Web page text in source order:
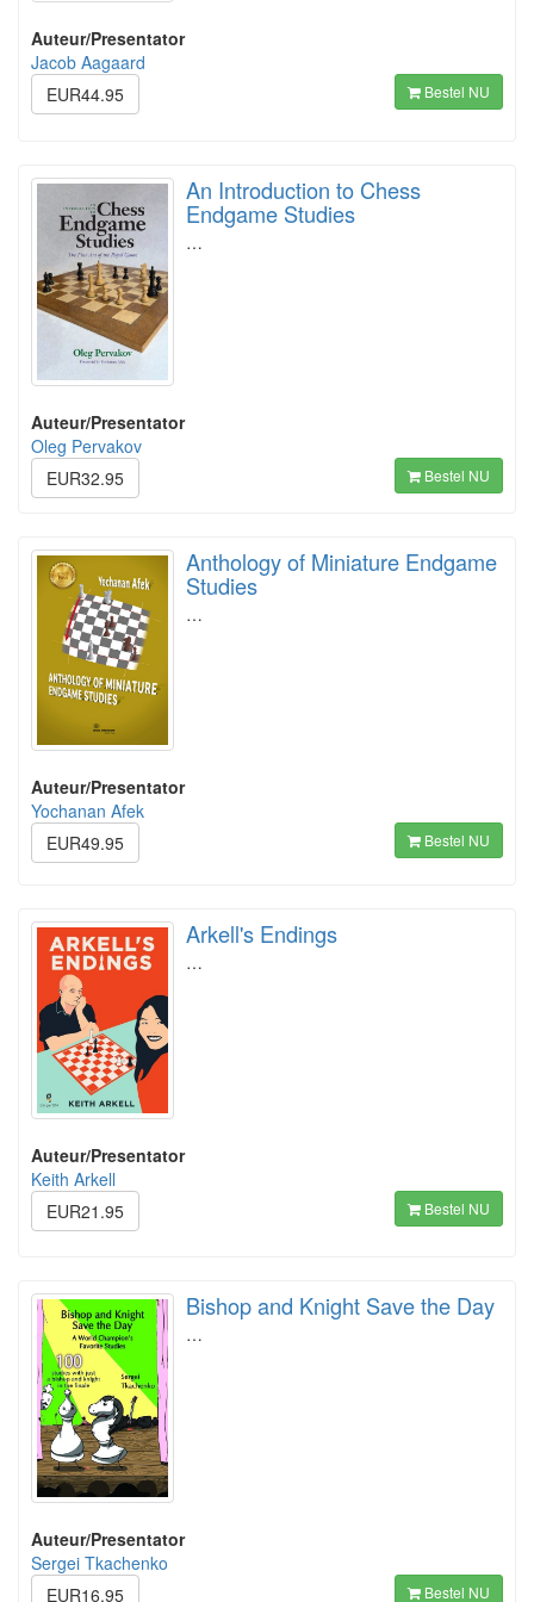
Auteur/Presentator
Jacob Aagaard
EUR44.95
Bestel NU
An Introduction to Chess
Endgame Studies
…
Auteur/Presentator
Oleg Pervakov
EUR32.95
Bestel NU
Anthology of Miniature Endgame
Studies
…
Auteur/Presentator
Yochanan Afek
EUR49.95
Bestel NU
Arkell's Endings
…
Auteur/Presentator
Keith Arkell
EUR21.95
Bestel NU
Bishop and Knight Save the Day
…
Auteur/Presentator
Sergei Tkachenko
EUR16.95
Bestel NU